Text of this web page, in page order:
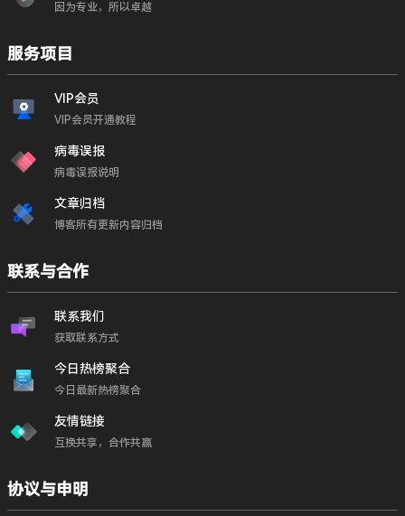
因为专业，所以卓越
服务项目
VIP会员
VIP会员开通教程
病毒误报
病毒误报说明
文章归档
博客所有更新内容归档
联系与合作
联系我们
获取联系方式
今日热榜聚合
今日最新热榜聚合
友情链接
互换共享，合作共赢
协议与申明